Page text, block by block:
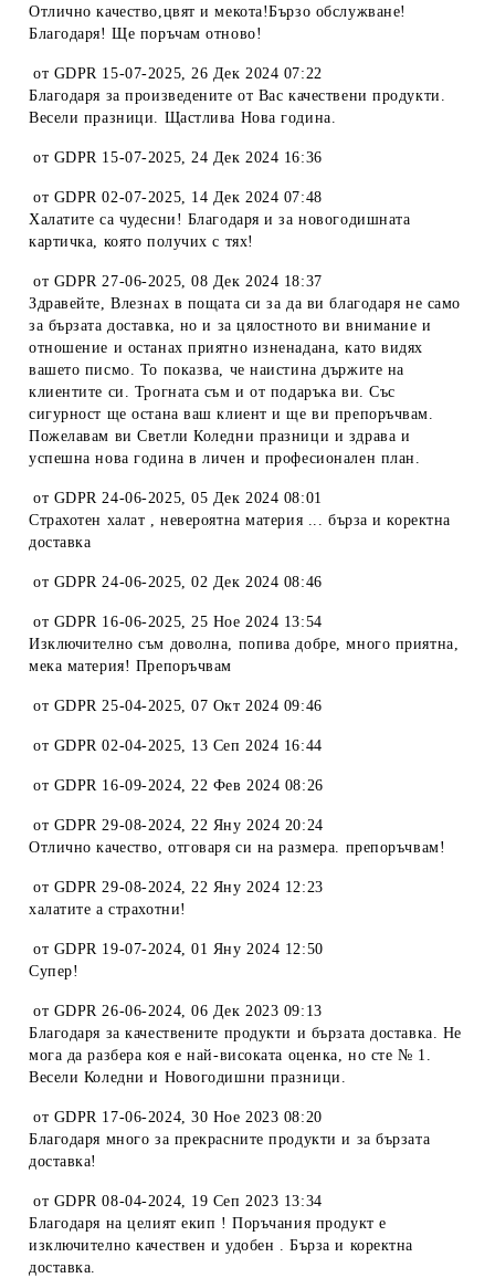
Отлично качество,цвят и мекота!Бързо обслужване!
Благодаря! Ще поръчам отново!
от GDPR 15-07-2025,26 Дек 2024 07:22
Благодаря за произведените от Вас качествени продукти.
Весели празници. Щастлива Нова година.
от GDPR 15-07-2025,24 Дек 2024 16:36
от GDPR 02-07-2025, 14 Дек 2024 07:48
Халатите са чудесни! Благодаря и за новогодишната
картичка, която получих с тях!
от GDPR 27-06-2025,08 Дек 2024 18:37
Здравейте, Влезнах в пощата си за да ви благодаря не само
за бързата доставка, но и за цялостното ви внимание и
отношение и останах приятно изненадана, като видях
вашето писмо. То показва, че наистина държите на
клиентите си. Трогната съм и от подаръка ви. Със
сигурност ще остана ваш клиент и ще ви препоръчвам.
Пожелавам ви Светли Коледни празници и здрава и
успешна нова година в личен и професионален план.
от GDPR 24-06-2025,05 Дек 2024 08:01
Страхотен халат , невероятна материя ... бърза и коректна
доставка
от GDPR 24-06-2025,02 Дек 2024 08:46
от GDPR 16-06-2025,25 Ное 2024 13:54
Изключително съм доволна, попива добре, много приятна,
мека материя! Препоръчвам
от GDPR 25-04-2025,07 Окт 2024 09:46
от GDPR 02-04-2025, 13 Сеп 2024 16:44
от GDPR 16-09-2024,22 Фев 2024 08:26
от GDPR 29-08-2024,22 Яну 2024 20:24
Отлично качество, отговаря си на размера. препоръчвам!
от GDPR 29-08-2024,22 Яну 2024 12:23
халатите а страхотни!
от GDPR 19-07-2024,01 Яну 2024 12:50
Супер!
от GDPR 26-06-2024,06 Дек 2023 09:13
Благодаря за качествените продукти и бързата доставка. Не
мога да разбера коя е най-високата оценка, но сте № 1.
Весели Коледни и Новогодишни празници.
от GDPR 17-06-2024,30 Ное 2023 08:20
Благодаря много за прекрасните продукти и за бързата
доставка!
от GDPR 08-04-2024, 19 Сеп 2023 13:34
Благодаря на целият екип ! Поръчания продукт е
изключително качествен и удобен . Бърза и коректна
доставка.